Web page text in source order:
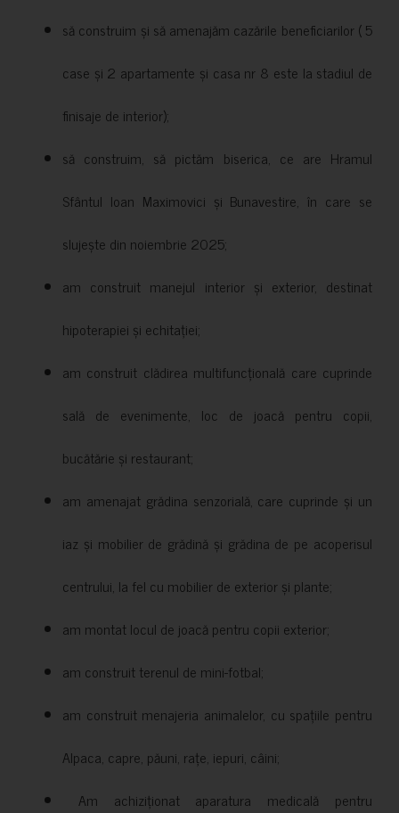
să construim și să amenajăm cazările beneficiarilor ( 5
case și 2 apartamente și casa nr 8 este la stadiul de
finisaje de interior);
să construim, să pictăm biserica, ce are Hramul
Sfântul Ioan Maximovici și Bunavestire, în care se
slujește din noiembrie 2025;
am construit manejul interior și exterior, destinat
hipoterapiei și echitației;
am construit clădirea multifuncțională care cuprinde
sală de evenimente, loc de joacă pentru copii,
bucătărie și restaurant;
am amenajat grădina senzorială, care cuprinde și un
iaz și mobilier de grădină și grădina de pe acoperisul
centrului, la fel cu mobilier de exterior și plante;
am montat locul de joacă pentru copii exterior;
am construit terenul de mini-fotbal;
am construit menajeria animalelor, cu spațiile pentru
Alpaca, capre, păuni, rațe, iepuri, câini;
Am achiziționat aparatura medicală pentru